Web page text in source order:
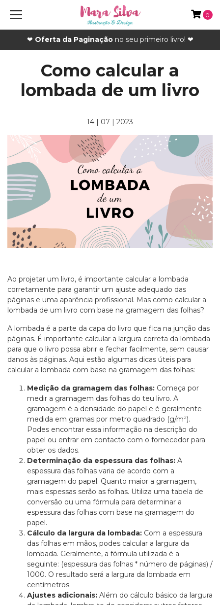
❤ Oferta da Paginaçãono seu primeiro livro! ❤
0
Como calcular a
lombada de um livro
14 | 07 | 2023
Ao projetar um livro, é importante calcular a lombada
corretamente para garantir um ajuste adequado das
páginas e uma aparência profissional. Mas como calcular a
lombada de um livro com base na gramagem das folhas?
A lombada é a parte da capa do livro que fica na junção das
páginas. É importante calcular a largura correta da lombada
para que o livro possa abrir e fechar facilmente, sem causar
danos às páginas. Aqui estão algumas dicas úteis para
calcular a lombada com base na gramagem das folhas:
Medição da gramagem das folhas: Começa por
medir a gramagem das folhas do teu livro. A
gramagem é a densidade do papel e é geralmente
medida em gramas por metro quadrado (g/m²).
Podes encontrar essa informação na descrição do
papel ou entrar em contacto com o fornecedor para
obter os dados.
Determinação da espessura das folhas: A
espessura das folhas varia de acordo com a
gramagem do papel. Quanto maior a gramagem,
mais espessas serão as folhas. Utiliza uma tabela de
conversão ou uma fórmula para determinar a
espessura das folhas com base na gramagem do
papel.
Cálculo da largura da lombada: Com a espessura
das folhas em mãos, podes calcular a largura da
lombada. Geralmente, a fórmula utilizada é a
seguinte: (espessura das folhas * número de páginas) /
1000. O resultado será a largura da lombada em
centímetros.
Ajustes adicionais: Além do cálculo básico da largura